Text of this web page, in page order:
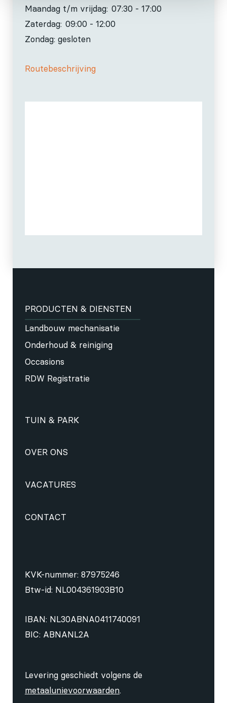
Maandag t/m vrijdag: 07:30 - 17:00
Zaterdag: 09:00 - 12:00
Zondag: gesloten
Routebeschrijving
PRODUCTEN & DIENSTEN
Landbouw mechanisatie
Onderhoud & reiniging
Occasions
RDW Registratie
TUIN & PARK
OVER ONS
VACATURES
CONTACT
KVK-nummer: 87975246
Btw-id: NL004361903B10
IBAN: NL30ABNA0411740091
BIC: ABNANL2A
Levering geschiedt volgens de
metaalunievoorwaarden.